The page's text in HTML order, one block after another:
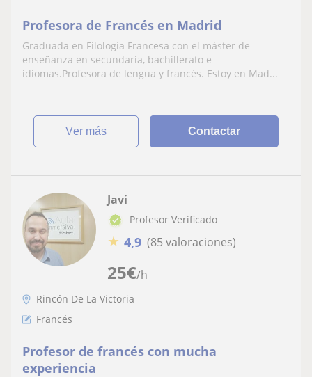
Profesora de Francés en Madrid
Graduada en Filología Francesa con el máster de
enseñanza en secundaria, bachillerato e
idiomas.Profesora de lengua y francés. Estoy en Mad...
ver más Contactar
25€/h
Javi
Profesor Verificado
★ 4,9 (85 valoraciones)
Rincón De La Victoria
Francés
Profesor de francés con mucha
experiencia